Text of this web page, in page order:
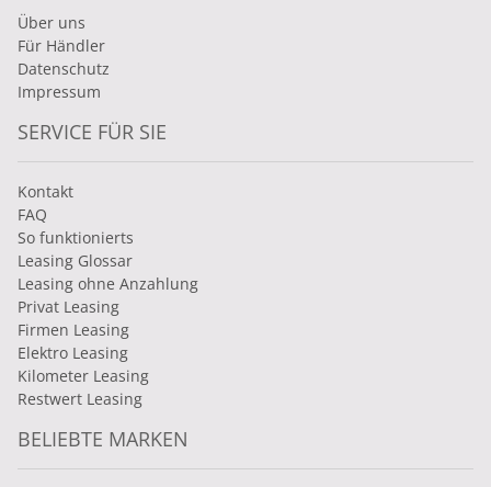
Über uns
Für Händler
Datenschutz
Impressum
SERVICE FÜR SIE
Kontakt
FAQ
So funktionierts
Leasing Glossar
Leasing ohne Anzahlung
Privat Leasing
Firmen Leasing
Elektro Leasing
Kilometer Leasing
Restwert Leasing
BELIEBTE MARKEN